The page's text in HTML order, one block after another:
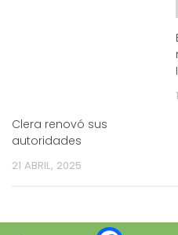
Clera renovó sus
autoridades
21 ABRIL, 2025